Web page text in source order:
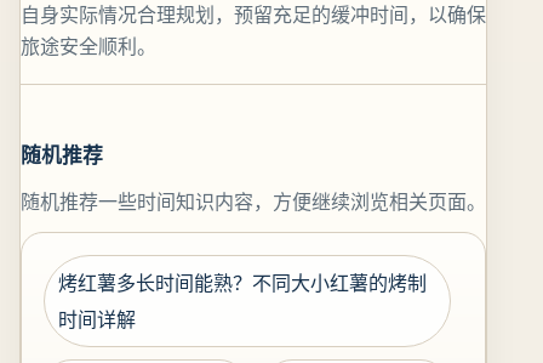
自身实际情况合理规划，预留充足的缓冲时间，以确保
旅途安全顺利。
随机推荐
随机推荐一些时间知识内容，方便继续浏览相关页面。
烤红薯多长时间能熟？不同大小红薯的烤制
时间详解